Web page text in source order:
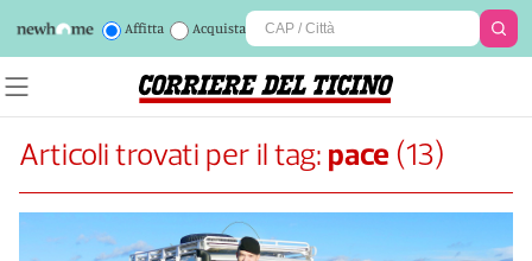
Affitta Acquista
Articoli trovati per il tag: pace (13)